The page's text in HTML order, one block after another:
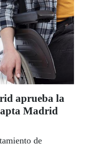
aprueba la
Madrid
de